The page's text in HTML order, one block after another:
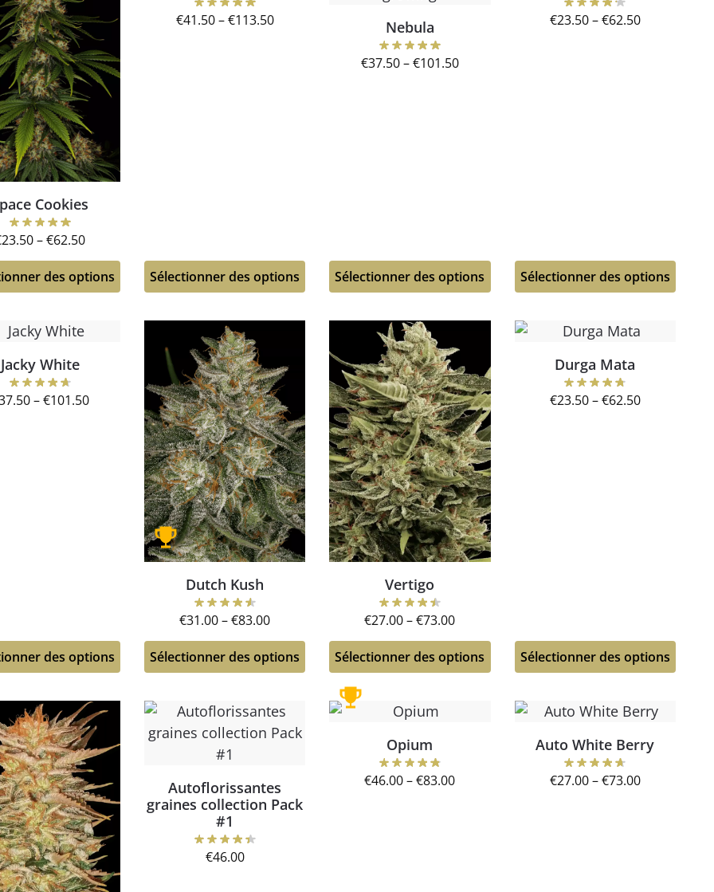
Cookies
23.50–€62.50
des options
€41.50–€113.50
Sélectionner des options
Nebula
€37.50–€101.50
Sélectionner des options
€23.50–€62.50
Sélectionner des options
Jacky White
–€101.50
des options
Dutch Kush
€31.00–€83.00
Sélectionner des options
Vertigo
€27.00 – €73.00
Sélectionner des options
Durga Mata
€23.50–€62.50
Sélectionner des options
Autoflorissantes
graines collection Pack
#1
€46.00
Opium
€46.00 – €83.00
Auto White Berry
€27.00–€73.00